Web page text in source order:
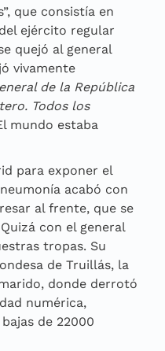
que consistía en
ejército regular
quejó al general
vivamente
de la República
Todos los
mundo estaba
para exponer el
acabó con
al frente, que se
con el general
tropas. Su
de Truillás, la
donde derrotó
numérica,
de 22000